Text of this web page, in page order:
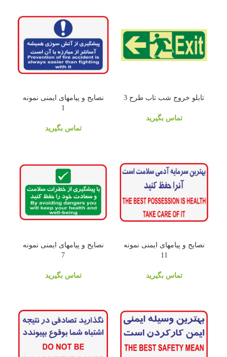
تابلو خروج شب تاب طرح 3
تماس بگیرید
نصایح و پیامهای ایمنی نمونه
1
تماس بگیرید
نصایح و پیامهای ایمنی نمونه
11
تماس بگیرید
نصایح و پیامهای ایمنی نمونه
7
تماس بگیرید